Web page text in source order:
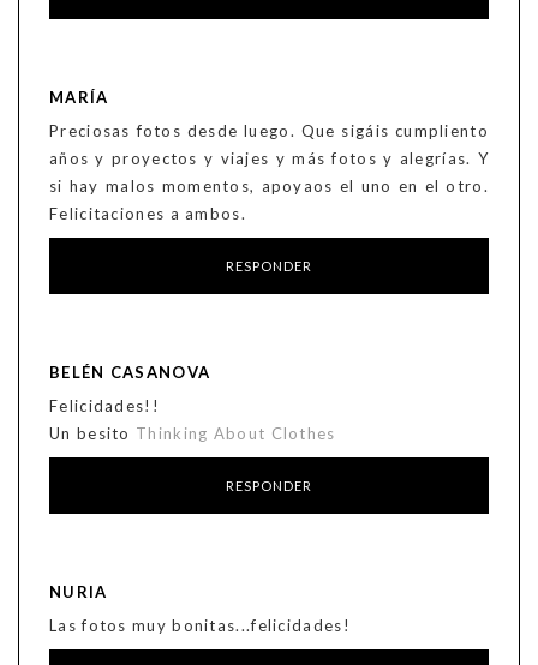
MARÍA
Preciosas fotos desde luego. Que sigáis cumpliento
años y proyectos y viajes y más fotos y alegrías. Y
si hay malos momentos, apoyaos el uno en el otro.
Felicitaciones a ambos.
RESPONDER
BELÉN CASANOVA
Felicidades!!
Un besito Thinking About Clothes
RESPONDER
NURIA
Las fotos muy bonitas...felicidades!